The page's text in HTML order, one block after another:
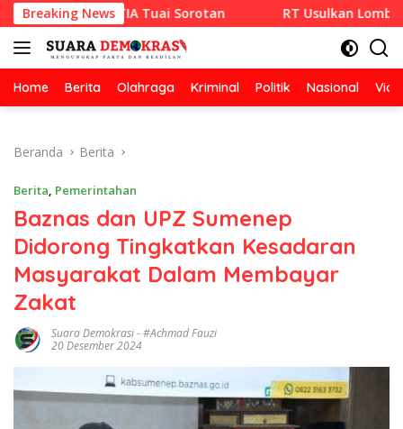
Langsung
ke
konten
Breaking News
SETIA Tuai Sorotan RT Usulkan Lomba
Home Berita Olahraga Kriminal Politik Nasional
Beranda Berita
Berita, Pemerintahan
Baznas dan UPZ Sumenep
Didorong Tingkatkan Kesadaran
Masyarakat Dalam Membayar
Zakat
Suara Demokrasi-#Achmad Fauzi
20 Desember 2024